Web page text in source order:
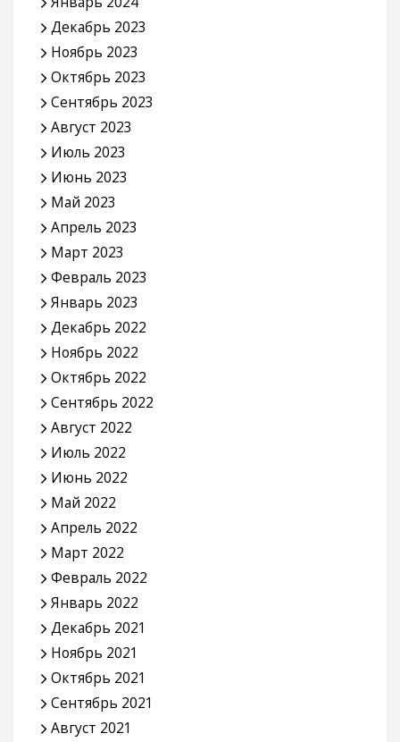
Декабрь 2023
Ноябрь 2023
Октябрь 2023
Сентябрь 2023
Август 2023
Июль 2023
Июнь 2023
Май 2023
Апрель 2023
Март 2023
Февраль 2023
Январь 2023
Декабрь 2022
Ноябрь 2022
Октябрь 2022
Сентябрь 2022
Август 2022
Июль 2022
Июнь 2022
Май 2022
Апрель 2022
Март 2022
Февраль 2022
Январь 2022
Декабрь 2021
Ноябрь 2021
Октябрь 2021
Сентябрь 2021
Август 2021